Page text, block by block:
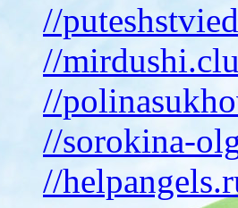
//
//
//
//sorokina-
//